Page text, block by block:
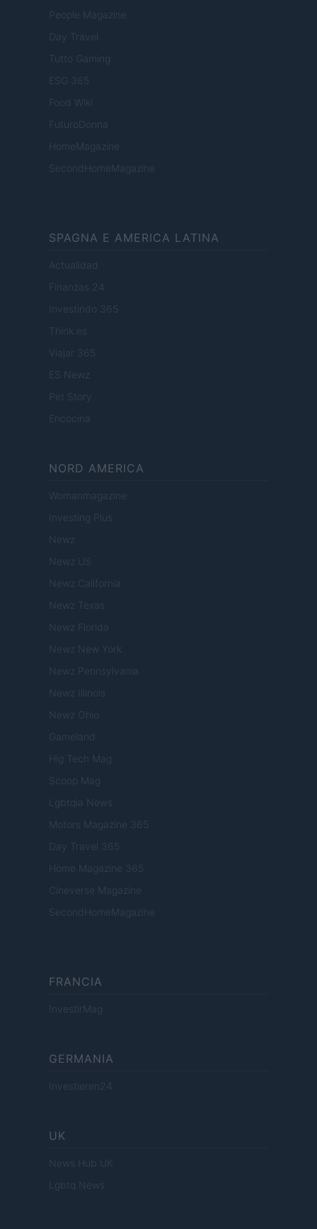
People Magazine
Day Travel
Tutto Gaming
ESG 365
Food Wiki
FuturoDonna
HomeMagazine
SecondHomeMagazine
SPAGNA E AMERICA LATINA
Actualidad
Finanzas 24
Investindo 365
Think.es
Viajar 365
ES Newz
Pet Story
Encocina
NORD AMERICA
Womanmagazine
Investing Plus
Newz
Newz US
Newz California
Newz Texas
Newz Florida
Newz New York
Newz Pennsylvania
Newz Illinois
Newz Ohio
Gameland
Hig Tech Mag
Scoop Mag
Lgbtqia News
Motors Magazine 365
Day Travel 365
Home Magazine 365
Cineverse Magazine
SecondHomeMagazine
FRANCIA
InvestirMag
GERMANIA
Investieren24
UK
News Hub UK
Lgbtq News